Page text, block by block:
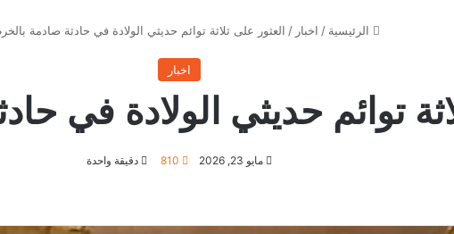
الرئيسية / اخبار / العثور على ثلاثة توائم حديثي الولادة في حادثة صادمة
اخبار
توائم حديثي الولادة في
مايو 23, 2026 810 دقيقة واحدة